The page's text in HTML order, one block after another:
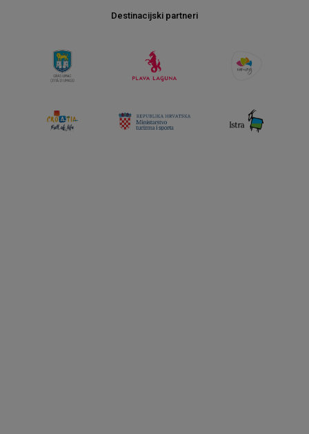
Destinacijski partneri